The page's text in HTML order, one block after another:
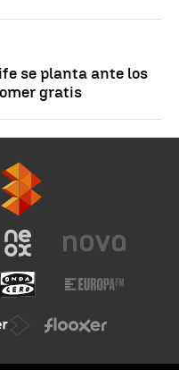
se planta ante los
gratis